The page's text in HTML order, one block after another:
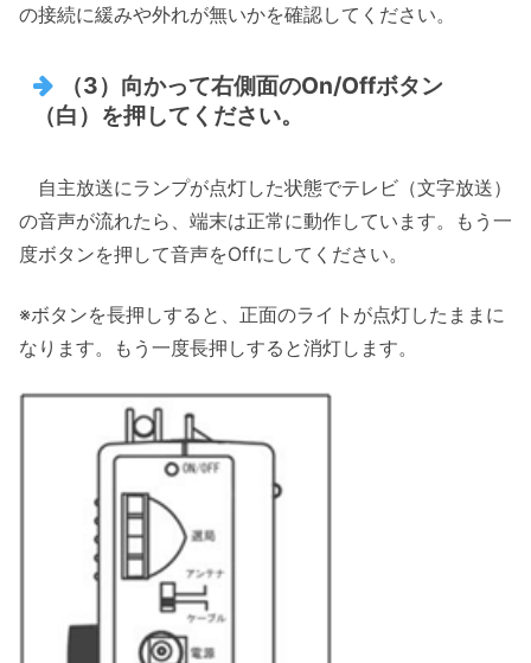
の接続に緩みや外れが無いかを確認してください。
（3）向かって右側面のOn/Offボタン
（白）を押してください。
自主放送にランプが点灯した状態でテレビ（文字放送）
の音声が流れたら、端末は正常に動作しています。もう一
度ボタンを押して音声をOffにしてください。
※ボタンを長押しすると、正面のライトが点灯したままに
なります。もう一度長押しすると消灯します。